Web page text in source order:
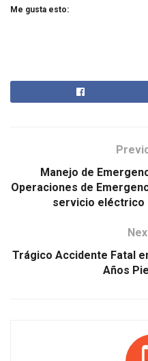
Me gusta esto:
Manejo de
Operaciones de
servicio eléctrico
Trágico Accidente Fatal
Años